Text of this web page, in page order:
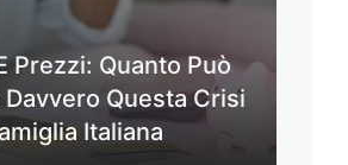
Prezzi: Quanto Può
Questa Crisi
Italiana